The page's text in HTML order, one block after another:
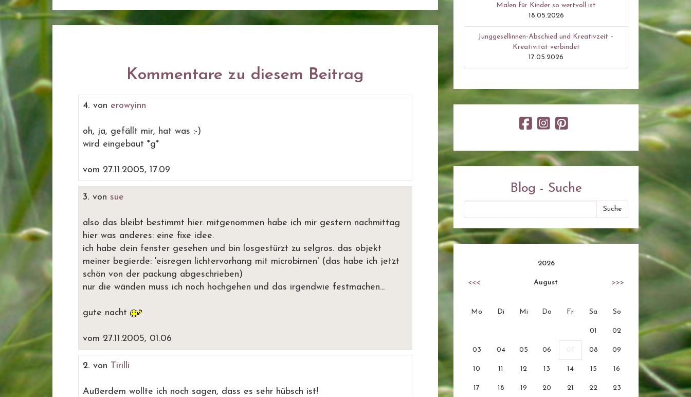
Kommentare zu diesem Beitrag
4. von erowyinn
oh, ja, gefällt mir, hat was :-)
wird eingebaut *g*
vom 27.11.2005, 17.09
3. von sue
also das bleibt bestimmt hier. mitgenommen habe ich mir gestern nachmittag
hier was anderes: eine fixe idee.
ich habe dein fenster gesehen und bin losgestürzt zu selgros. das objekt
meiner begierde: 'eisregen lichtervorhang mit microbirnen' (das habe ich jetzt
schön von der packung abgeschrieben)
nur die wänden muss ich noch hochgehen und das irgendwie festmachen...
gute nacht
vom 27.11.2005, 01.06
2. von Tirilli
Außerdem wollte ich noch sagen, dass es sehr hübsch ist!
Malen für Kinder so wertvoll ist
18.05.2026
Junggesellinnen-Abschied und Kreativzeit –
Kreativität verbindet
17.05.2026
Blog - Suche
2026
<<< August >>>
Mo Di Mi Do Fr Sa So
01 02
03 04 05 06 07 08 09
10 11 12 13 14 15 16
17 18 19 20 21 22 23